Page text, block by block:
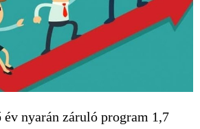
év nyarán záruló program 1,7